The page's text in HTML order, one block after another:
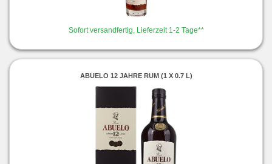
Sofort versandfertig, Lieferzeit 1-2 Tage**
ABUELO 12 JAHRE RUM (1 X 0.7 L)